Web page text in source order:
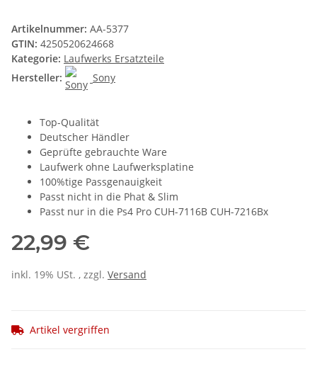
Artikelnummer: AA-5377
GTIN: 4250520624668
Kategorie: Laufwerks Ersatzteile
Hersteller:
Sony
Top-Qualität
Deutscher Händler
Geprüfte gebrauchte Ware
Laufwerk ohne Laufwerksplatine
100%tige Passgenauigkeit
Passt nicht in die Phat & Slim
Passt nur in die Ps4 Pro CUH-7116B CUH-7216Bx
22,99 €
inkl. 19% USt. , zzgl. Versand
Artikel vergriffen